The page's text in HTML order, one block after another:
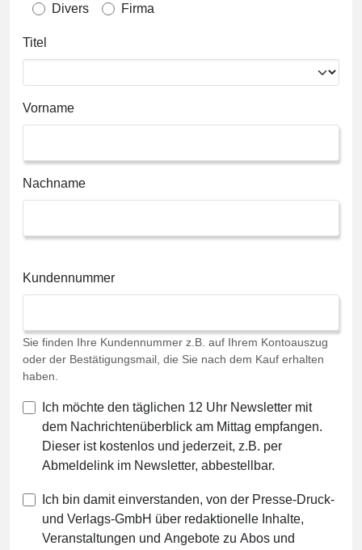
Divers
Firma
Titel
Vorname
Nachname
Kundennummer
Sie finden Ihre Kundennummer z.B. auf Ihrem Kontoauszug
oder der Bestätigungsmail, die Sie nach dem Kauf erhalten
haben.
Ich möchte den täglichen 12 Uhr Newsletter mit
dem Nachrichtenüberblick am Mittag empfangen.
Dieser ist kostenlos und jederzeit, z.B. per
Abmeldelink im Newsletter, abbestellbar.
Ich bin damit einverstanden, von der Presse-Druck-
und Verlags-GmbH über redaktionelle Inhalte,
Veranstaltungen und Angebote zu Abos und